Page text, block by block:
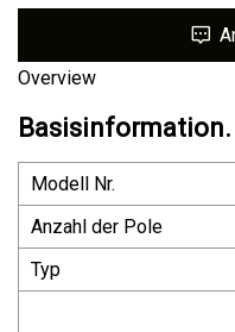
Overview
Basisinformation.
Modell Nr.
Anzahl der Pole
Typ